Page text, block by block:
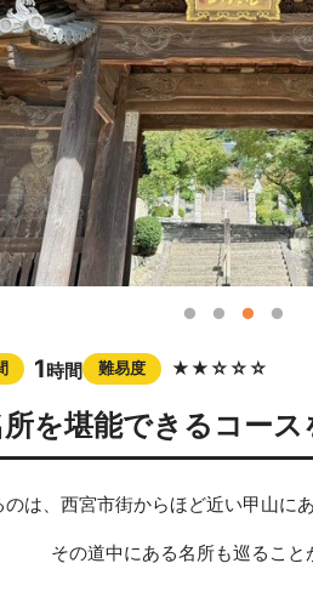
1時間 難易度 ★★☆☆☆
を堪能できるコース
は、西宮市街からほど近い甲山に
その道中にある名所も巡ること